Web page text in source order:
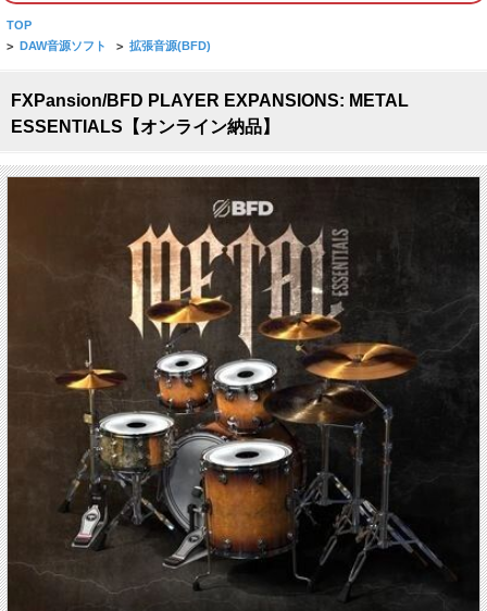
TOP
> DAW音源ソフト > 拡張音源(BFD)
FXPansion/BFD PLAYER EXPANSIONS: METAL
ESSENTIALS【オンライン納品】